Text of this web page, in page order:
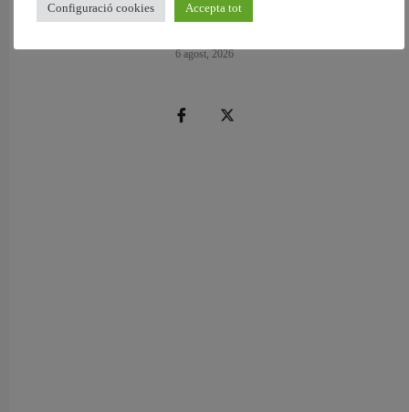
València retira prop de 15.000 litres de residus de la Devesa durant el mes de
6 agost, 2026
Configuració cookies Accepta tot